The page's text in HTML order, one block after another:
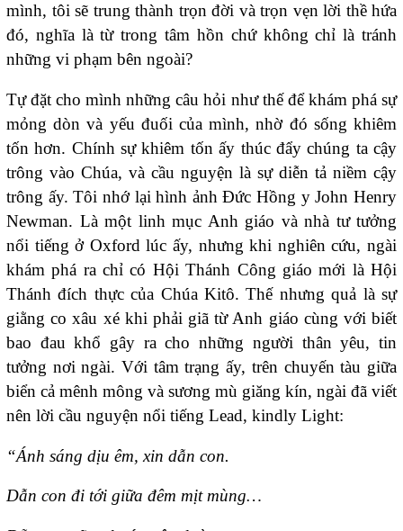
mình, tôi sẽ trung thành trọn đời và trọn vẹn lời thề hứa
đó, nghĩa là từ trong tâm hồn chứ không chỉ là tránh
những vi phạm bên ngoài?
Tự đặt cho mình những câu hỏi như thế để khám phá sự
mỏng dòn và yếu đuối của mình, nhờ đó sống khiêm
tốn hơn. Chính sự khiêm tốn ấy thúc đẩy chúng ta cậy
trông vào Chúa, và cầu nguyện là sự diễn tả niềm cậy
trông ấy. Tôi nhớ lại hình ảnh Đức Hồng y John Henry
Newman. Là một linh mục Anh giáo và nhà tư tưởng
nổi tiếng ở Oxford lúc ấy, nhưng khi nghiên cứu, ngài
khám phá ra chỉ có Hội Thánh Công giáo mới là Hội
Thánh đích thực của Chúa Kitô. Thế nhưng quả là sự
giằng co xâu xé khi phải giã từ Anh giáo cùng với biết
bao đau khổ gây ra cho những người thân yêu, tin
tưởng nơi ngài. Với tâm trạng ấy, trên chuyến tàu giữa
biển cả mênh mông và sương mù giăng kín, ngài đã viết
nên lời cầu nguyện nổi tiếng Lead, kindly Light:
“Ánh sáng dịu êm, xin dẫn con.
Dẫn con đi tới giữa đêm mịt mùng…